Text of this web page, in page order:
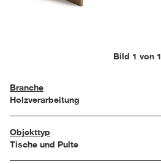
Bild 1 von 1
Branche
Holzverarbeitung
Objekttyp
Tische und Pulte